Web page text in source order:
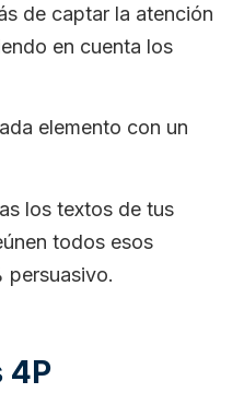
de captar la atención
en cuenta los
elemento con un
los textos de tus
todos esos
persuasivo.
4P